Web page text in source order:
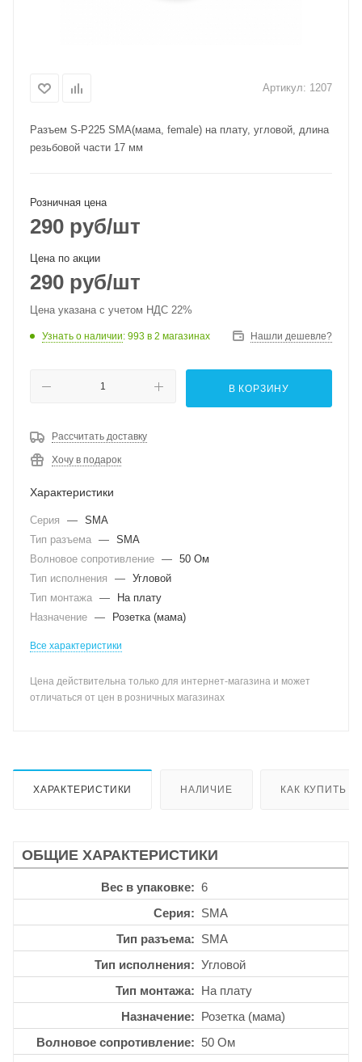
Артикул: 1207
Разъем S-P225 SМА(мама, female) на плату, угловой, длина
резьбовой части 17 мм
Розничная цена
290 руб/шт
Цена по акции
290 руб/шт
Цена указана с учетом НДС 22%
Узнать о наличии: 993 в 2 магазинах Нашли дешевле?
В КОРЗИНУ
Рассчитать доставку
Хочу в подарок
Характеристики
Серия — SMA
Тип разъема — SMA
Волновое сопротивление — 50 Ом
Тип исполнения
— Угловой
Тип монтажа —
На плату
Назначение — Розетка (мама)
Все характеристики
Цена действительна только для интернет-магазина и может
отличаться от цен в розничных магазинах
ХАРАКТЕРИСТИКИ НАЛИЧИЕ КАК КУПИТЬ
ОБЩИЕ ХАРАКТЕРИСТИКИ
Вес в упаковке
6
Серия
SMA
Тип разъема
SMA
Тип исполнения
Угловой
Тип монтажа
На плату
Назначение
Розетка (мама)
Волновое сопротивление
50 Ом